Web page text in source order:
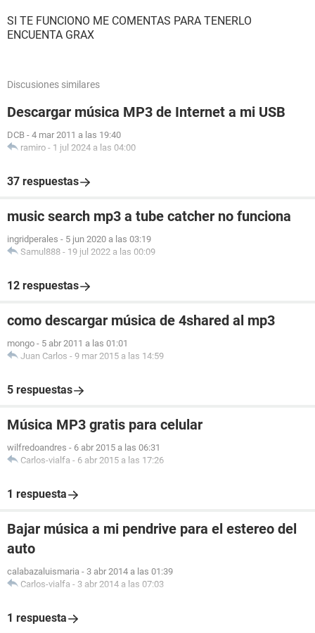
SI TE FUNCIONO ME COMENTAS PARA TENERLO
ENCUENTA GRAX
Discusiones similares
Descargar música MP3 de Internet a mi USB
DCB - 4 mar 2011 a las 19:40
ramiro - 1 jul 2024 a las 04:00
37 respuestas
music search mp3 a tube catcher no funciona
ingridperales - 5 jun 2020 a las 03:19
Samul888 - 19 jul 2022 a las 00:09
12 respuestas
como descargar música de 4shared al mp3
mongo - 5 abr 2011 a las 01:01
Juan Carlos - 9 mar 2015 a las 14:59
5 respuestas
Música MP3 gratis para celular
wilfredoandres - 6 abr 2015 a las 06:31
Carlos-vialfa - 6 abr 2015 a las 17:26
1 respuesta
Bajar música a mi pendrive para el estereo del
auto
calabazaluismaria - 3 abr 2014 a las 01:39
Carlos-vialfa - 3 abr 2014 a las 07:03
1 respuesta